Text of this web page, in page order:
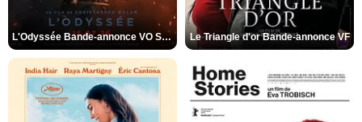
L'Odyssée Bande-annonce VO STFR Le Triangle d'or Bande-annonce VF